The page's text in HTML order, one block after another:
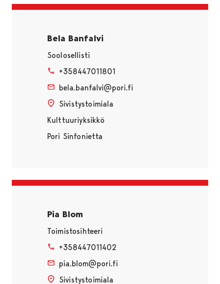
Bela Banfalvi
Soolosellisti
+358447011801
bela.banfalvi@pori.fi
Sivistystoimiala
Kulttuuriyksikkö
Pori Sinfonietta
Pia Blom
Toimistosihteeri
+358447011402
pia.blom@pori.fi
Sivistystoimiala